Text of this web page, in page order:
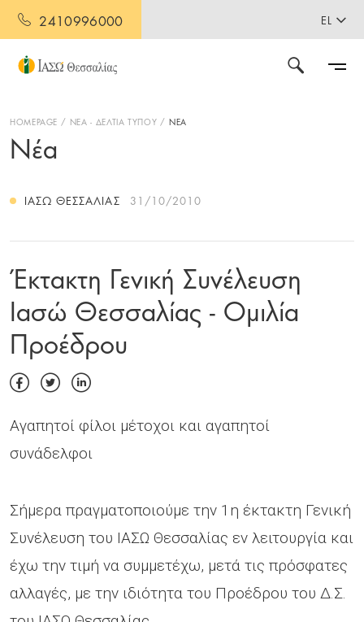
2410996000 EL
HOMEPAGE ΝΕΑ - ΔΕΛΤΙΑ ΤΥΠΟΥ ΝΕΑ
Νέα
ΙΑΣΩ ΘΕΣΣΑΛΊΑΣ 31/10/2010
Έκτακτη Γενική Συνέλευση
Ιασώ Θεσσαλίας - Ομιλία
Προέδρου
Αγαπητοί φίλοι μέτοχοι και αγαπητοί
συνάδελφοι
Σήμερα πραγματοποιούμε την 1η έκτακτη Γενική
Συνέλευση του ΙΑΣΩ Θεσσαλίας εν λειτουργία και
έχω την τιμή να συμμετέχω, μετά τις πρόσφατες
αλλαγές, με την ιδιότητα του Προέδρου του Δ.Σ.